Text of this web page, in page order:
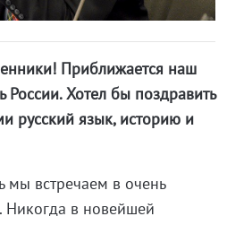
Приближается наш
Хотел бы поздравить
русский язык, историю и
мы встречаем в очень
Никогда в новейшей